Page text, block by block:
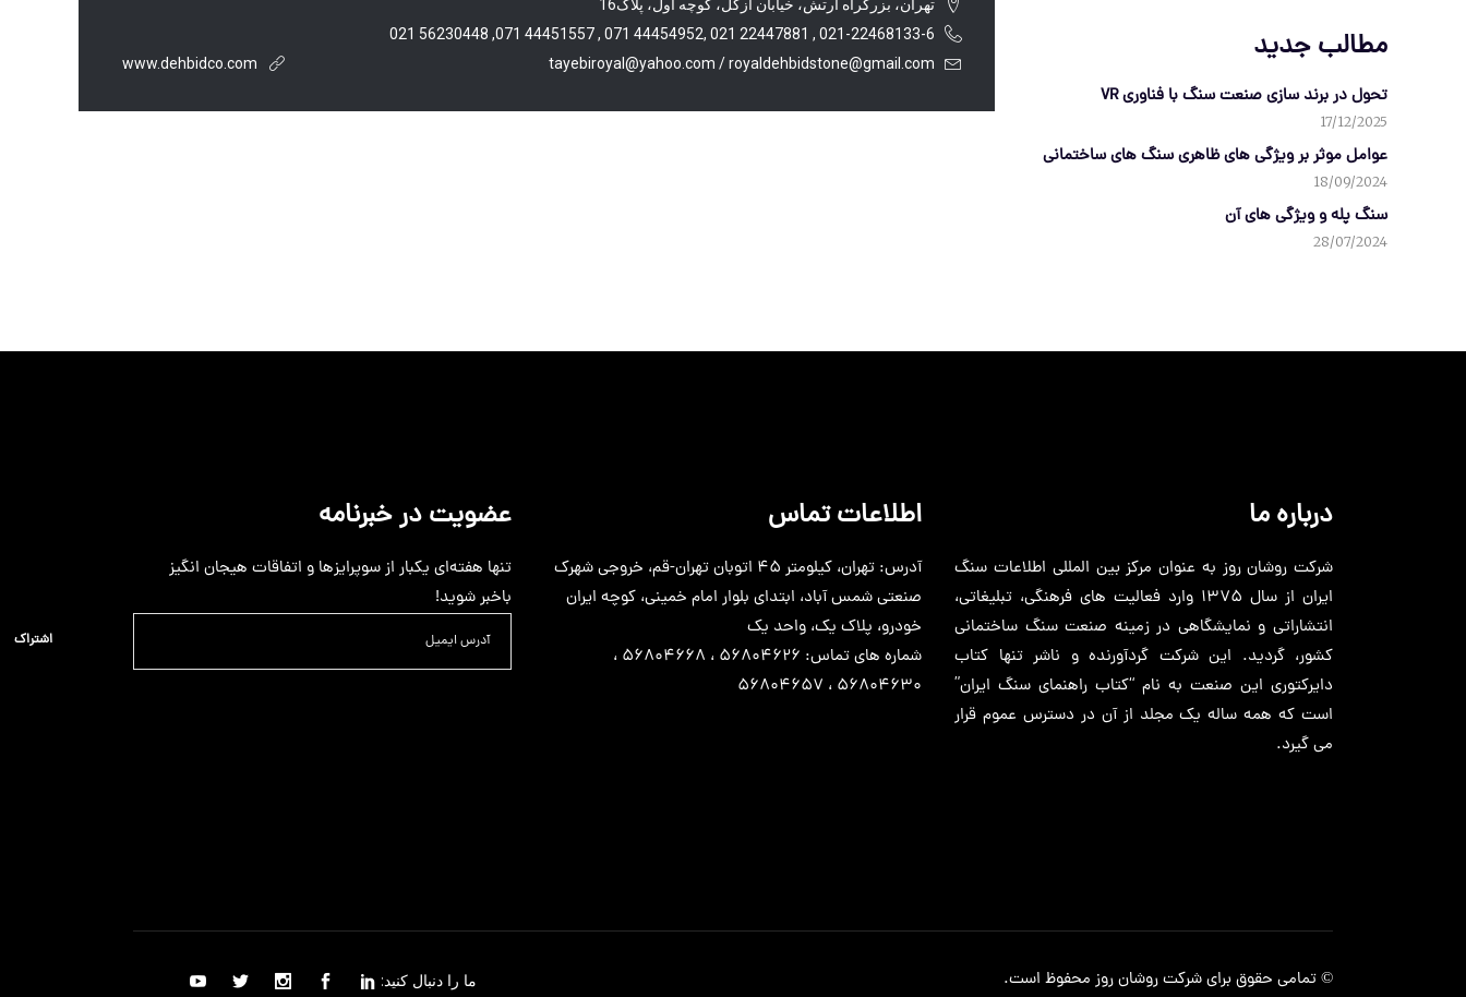
تهران، بزرگراه ارتش، خیابان ازگل، کوچه اول، پلاک16
021-22468133-6 , 22447881 021 ,44454952 071 , 44451557 071, 56230448 021
tayebiroyal@yahoo.com / royaldehbidstone@gmail.com
www.dehbidco.com مطالب جدید
تحول در برند سازی صنعت سنگ با فناوری VR
17/12/2025
عوامل موثر بر ویژگی های ظاهری سنگ های ساختمانی
18/09/2024
سنگ پله و ویژگی های آن
28/07/2024
درباره ما
شرکت روشان روز به عنوان مرکز بین المللی اطلاعات سنگ
ایران از سال 1375 وارد فعالیت های فرهنگی، تبلیغاتی،
انتشاراتی و نمایشگاهی در زمینه صنعت سنگ ساختمانی
کشور، گردید. این شرکت گردآورنده و ناشر تنها کتاب
دایرکتوری این صنعت به نام “کتاب راهنمای سنگ ایران”
است که همه ساله یک مجلد از آن در دسترس عموم قرار
می گیرد.
اطلاعات تماس
آدرس: تهران، کیلومتر 45 اتوبان تهران-قم، خروجی شهرک
صنعتی شمس آباد، ابتدای بلوار امام خمینی، کوچه ایران
خودرو، پلاک یک، واحد یک
شماره های تماس: 56804626 ، 56804668 ،
56804630 ، 56804657
عضویت در خبرنامه
تنها هفته‌ای یکبار از سوپرایزها و اتفاقات هیجان انگیز
باخبر شوید!
اشتراک
© تمامی حقوق برای شرکتروشان روز محفوظ است. ما را دنبال کنید: